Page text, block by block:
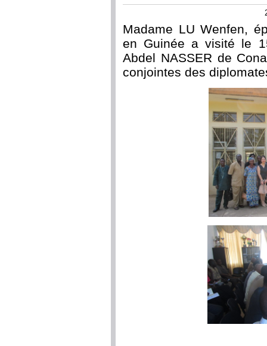
Madame LU Wenfen,
en Guinée a visité le
Abdel NASSER de
conjointes des